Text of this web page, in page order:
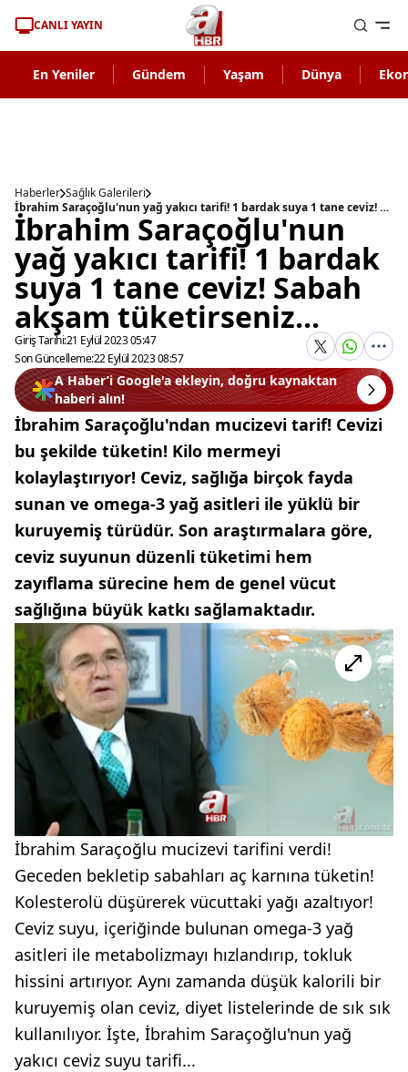
CANLI YAYIN
En Yeniler Gündem Yaşam Dünya
Haberler Sağlık Galerileri
İbrahim Saraçoğlu'nun yağ yakıcı tarifi! 1 bardak suya 1 tane ceviz! Sabah akşam tüketirseniz...
İbrahim Saraçoğlu'nun
yağ yakıcı tarifi! 1 bardak
suya 1 tane ceviz! Sabah
akşam tüketirseniz...
Giriş Tarihi:21 Eylül 2023 05:47
Son Güncelleme:22 Eylül 2023 08:57
A Haber’i Google'a ekleyin, doğru kaynaktan
haberi alın!
İbrahim Saraçoğlu'ndan mucizevi tarif! Cevizi
bu şekilde tüketin! Kilo mermeyi
kolaylaştırıyor! Ceviz, sağlığa birçok fayda
sunan ve omega-3 yağ asitleri ile yüklü bir
kuruyemiş türüdür. Son araştırmalara göre,
ceviz suyunun düzenli tüketimi hem
zayıflama sürecine hem de genel vücut
sağlığına büyük katkı sağlamaktadır.
İbrahim Saraçoğlu mucizevi tarifini verdi!
Geceden bekletip sabahları aç karnına tüketin!
Kolesterolü düşürerek vücuttaki yağı azaltıyor!
Ceviz suyu, içeriğinde bulunan omega-3 yağ
asitleri ile metabolizmayı hızlandırıp, tokluk
hissini artırıyor. Aynı zamanda düşük kalorili bir
kuruyemiş olan ceviz, diyet listelerinde de sık sık
kullanılıyor. İşte, İbrahim Saraçoğlu'nun yağ
yakıcı ceviz suyu tarifi...